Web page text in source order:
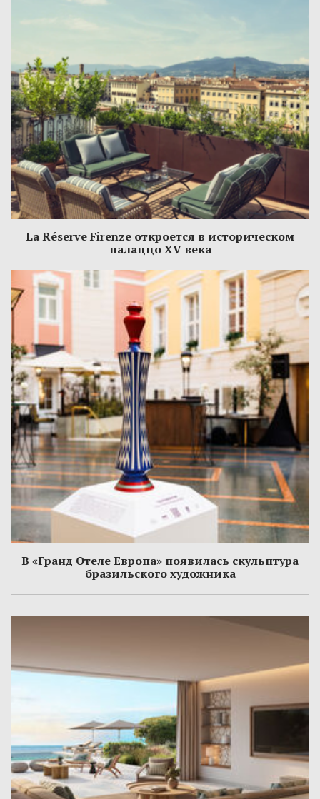
La Réserve Firenze откроется в историческом
палаццо XV века
В «Гранд Отеле Европа» появилась скульптура
бразильского художника